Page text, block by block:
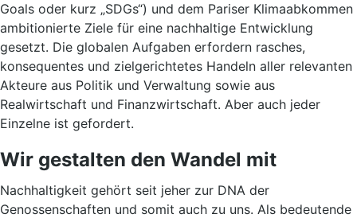
Goals oder kurz „SDGs“) und dem Pariser Klimaabkommen
ambitionierte Ziele für eine nachhaltige Entwicklung
gesetzt. Die globalen Aufgaben erfordern rasches,
konsequentes und zielgerichtetes Handeln aller relevanten
Akteure aus Politik und Verwaltung sowie aus
Realwirtschaft und Finanzwirtschaft. Aber auch jeder
Einzelne ist gefordert.
Wir gestalten den Wandel mit
Nachhaltigkeit gehört seit jeher zur DNA der
Genossenschaften und somit auch zu uns. Als bedeutende